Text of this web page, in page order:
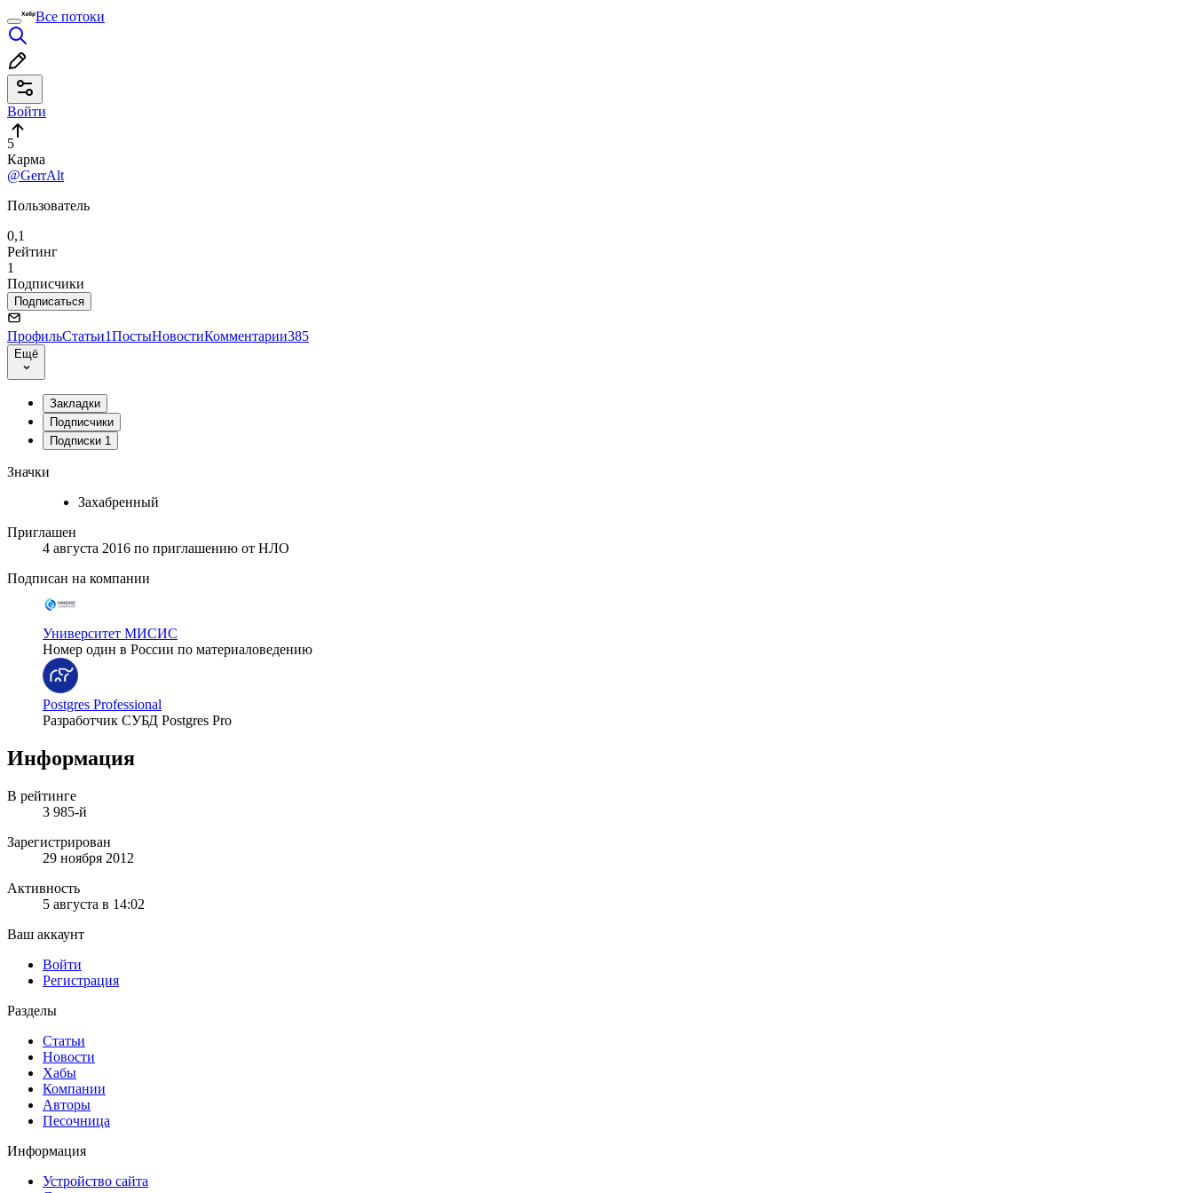
Все потоки
Войти
5
Карма
@GerrAlt
Пользователь
0,1
Рейтинг
1
Подписчики
Подписаться
ПрофильСтатьи1ПостыНовостиКомментарии385
Ещё
Закладки
Подписчики
Подписки 1
Значки
Захабренный
Приглашен
4 августа 2016 по приглашению от НЛО
Подписан на компании
Университет МИСИС
Номер один в России по материаловедению
Postgres Professional
Разработчик СУБД Postgres Pro
Информация
В рейтинге
3 985-й
Зарегистрирован
29 ноября 2012
Активность
5 августа в 14:02
Ваш аккаунт
Войти
Регистрация
Разделы
Статьи
Новости
Хабы
Компании
Авторы
Песочница
Информация
Устройство сайта